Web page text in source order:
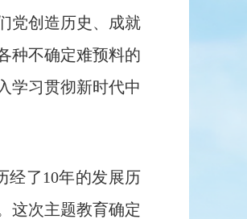
党创造历史、成就
种不确定难预料的
学习贯彻新时代中
经了10年的发展历
这次主题教育确定